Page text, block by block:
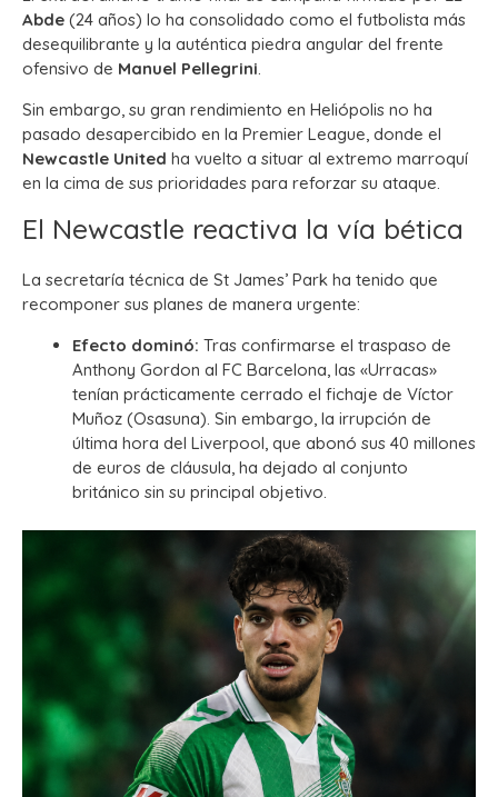
Abde (24 años) lo ha consolidado como el futbolista más
desequilibrante y la auténtica piedra angular del frente
ofensivo de Manuel Pellegrini.
Sin embargo, su gran rendimiento en Heliópolis no ha
pasado desapercibido en la Premier League, donde el
Newcastle United ha vuelto a situar al extremo marroquí
en la cima de sus prioridades para reforzar su ataque.
El Newcastle reactiva la vía bética
La secretaría técnica de St James’ Park ha tenido que
recomponer sus planes de manera urgente:
Efecto dominó: Tras confirmarse el traspaso de
Anthony Gordon al FC Barcelona, las «Urracas»
tenían prácticamente cerrado el fichaje de Víctor
Muñoz (Osasuna). Sin embargo, la irrupción de
última hora del Liverpool, que abonó sus 40 millones
de euros de cláusula, ha dejado al conjunto
británico sin su principal objetivo.